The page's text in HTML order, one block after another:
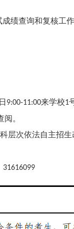
绩查询和复核工
日 9:00-11:00来学校1
。
层次依法自主招
31616099